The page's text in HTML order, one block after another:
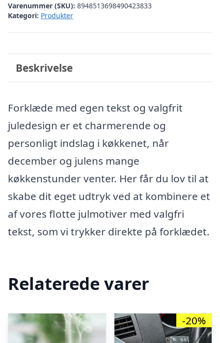
Varenummer (SKU): 8948513698490423833
Kategori: Produkter
Beskrivelse
Forklæde med egen tekst og valgfrit
juledesign er et charmerende og
personligt indslag i køkkenet, når
december og julens mange
køkkenstunder venter. Her får du lov til at
skabe dit eget udtryk ved at kombinere et
af vores flotte julmotiver med valgfri
tekst, som vi trykker direkte på forklædet.
Relaterede varer
-20%